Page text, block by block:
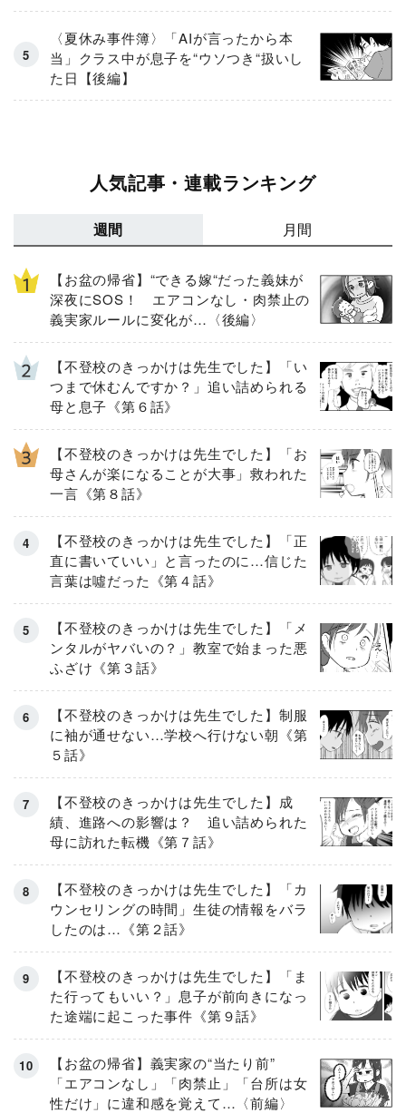
〈夏休み事件簿〉「AIが言ったから本
当」クラス中が息子を“ウソつき“扱いし
た日【後編】
人気記事・連載ランキング
週間 月間
【お盆の帰省】“できる嫁“だった義妹が
深夜にSOS！ エアコンなし・肉禁止の
義実家ルールに変化が…〈後編〉
【不登校のきっかけは先生でした】「い
つまで休むんですか？」追い詰められる
母と息子《第６話》
【不登校のきっかけは先生でした】「お
母さんが楽になることが大事」救われた
一言《第８話》
【不登校のきっかけは先生でした】「正
直に書いていい」と言ったのに…信じた
言葉は噓だった《第４話》
【不登校のきっかけは先生でした】「メ
ンタルがヤバいの？」教室で始まった悪
ふざけ《第３話》
【不登校のきっかけは先生でした】制服
に袖が通せない…学校へ行けない朝《第
５話》
【不登校のきっかけは先生でした】成
績、進路への影響は？ 追い詰められた
母に訪れた転機《第７話》
【不登校のきっかけは先生でした】「カ
ウンセリングの時間」生徒の情報をバラ
したのは…《第２話》
【不登校のきっかけは先生でした】「ま
た行ってもいい？」息子が前向きになっ
た途端に起こった事件《第９話》
【お盆の帰省】義実家の“当たり前”
「エアコンなし」「肉禁止」「台所は女
性だけ」に違和感を覚えて…〈前編〉